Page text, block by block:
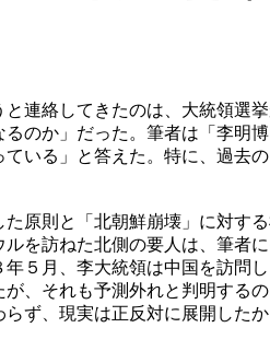
連絡してきたのは、大統領
のか」だった。筆者は「李明
いる」と答えた。特に、過
原則と「北朝鮮崩壊」に対す
を訪ねた北側の要人は、筆
５月、李大統領は中国を訪
、それも予測外れと判明す
ず、現実は正反対に展開したか